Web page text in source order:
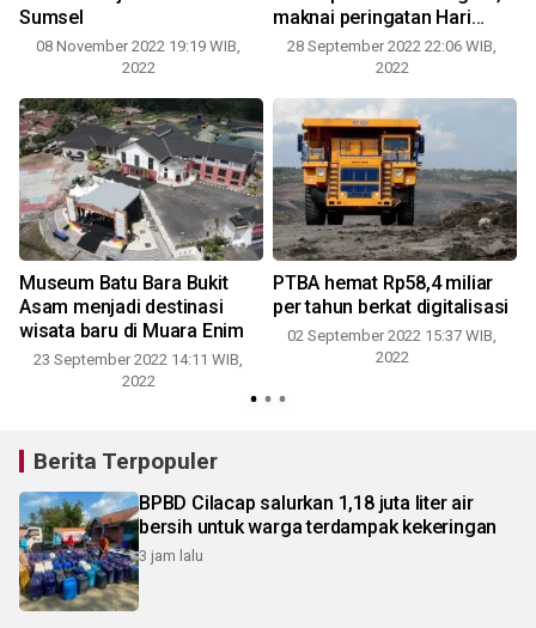
Sumsel
08 November 2022 19:19 WIB,
2022
maknai peringatan Hari
Pertambangan dan Energi
28 September 2022 22:06 WIB,
2022
Museum Batu Bara Bukit
Asam menjadi destinasi
wisata baru di Muara Enim
23 September 2022 14:11 WIB,
2022
PTBA hemat Rp58,4 miliar
per tahun berkat digitalisasi
02 September 2022 15:37 WIB,
2022
Berita Terpopuler
BPBD Cilacap salurkan 1,18 juta liter air
bersih untuk warga terdampak kekeringan
3 jam lalu